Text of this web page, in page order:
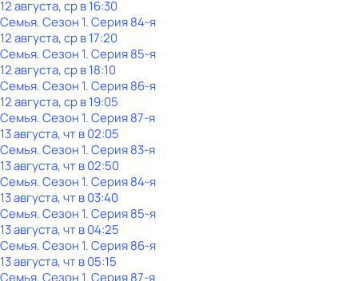
12 августа, ср в 16:30
Семья. Сезон 1. Серия 84-я
12 августа, ср в 17:20
Семья. Сезон 1. Серия 85-я
12 августа, ср в 18:10
Семья. Сезон 1. Серия 86-я
12 августа, ср в 19:05
Семья. Сезон 1. Серия 87-я
13 августа, чт в 02:05
Семья. Сезон 1. Серия 83-я
13 августа, чт в 02:50
Семья. Сезон 1. Серия 84-я
13 августа, чт в 03:40
Семья. Сезон 1. Серия 85-я
13 августа, чт в 04:25
Семья. Сезон 1. Серия 86-я
13 августа, чт в 05:15
Семья. Сезон 1. Серия 87-я